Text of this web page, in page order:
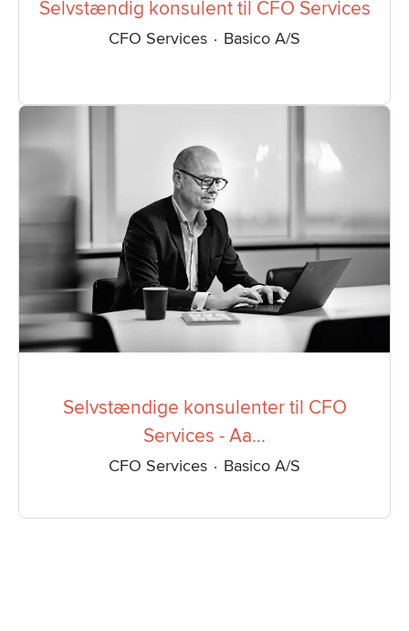
Selvstændig konsulent til CFO Services
CFO Services · Basico A/S
Selvstændige konsulenter til CFO
Services - Aa...
CFO Services · Basico A/S